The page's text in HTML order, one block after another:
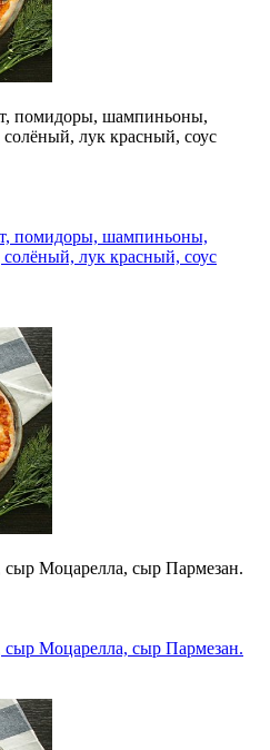
помидоры, шампиньоны,
лук красный, соус
помидоры, шампиньоны,
лук красный, соус
Моцарелла, сыр Пармезан.
Моцарелла, сыр Пармезан.